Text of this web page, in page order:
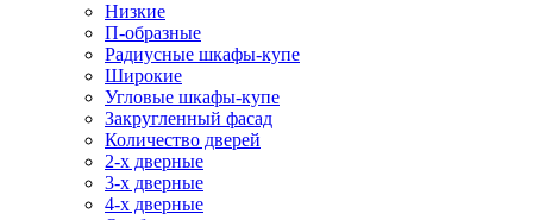
Низкие
П-образные
Радиусные шкафы-купе
Широкие
Угловые шкафы-купе
Закругленный фасад
Количество дверей
2-х дверные
3-х дверные
4-х дверные